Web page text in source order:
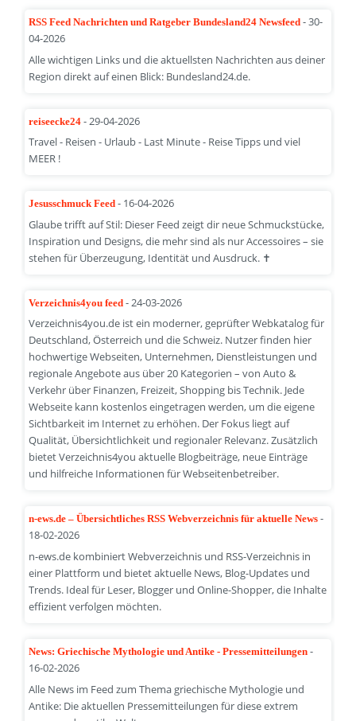
RSS Feed Nachrichten und Ratgeber Bundesland24 Newsfeed - 30-
04-2026
Alle wichtigen Links und die aktuellsten Nachrichten aus deiner
Region direkt auf einen Blick: Bundesland24.de.
reiseecke24 - 29-04-2026
Travel - Reisen - Urlaub - Last Minute - Reise Tipps und viel
MEER !
Jesusschmuck Feed - 16-04-2026
Glaube trifft auf Stil: Dieser Feed zeigt dir neue Schmuckstücke,
Inspiration und Designs, die mehr sind als nur Accessoires – sie
stehen für Überzeugung, Identität und Ausdruck. ✝️
Verzeichnis4you feed - 24-03-2026
Verzeichnis4you.de ist ein moderner, geprüfter Webkatalog für
Deutschland, Österreich und die Schweiz. Nutzer finden hier
hochwertige Webseiten, Unternehmen, Dienstleistungen und
regionale Angebote aus über 20 Kategorien – von Auto &
Verkehr über Finanzen, Freizeit, Shopping bis Technik. Jede
Webseite kann kostenlos eingetragen werden, um die eigene
Sichtbarkeit im Internet zu erhöhen. Der Fokus liegt auf
Qualität, Übersichtlichkeit und regionaler Relevanz. Zusätzlich
bietet Verzeichnis4you aktuelle Blogbeiträge, neue Einträge
und hilfreiche Informationen für Webseitenbetreiber.
n-ews.de – Übersichtliches RSS Webverzeichnis für aktuelle News -
18-02-2026
n-ews.de kombiniert Webverzeichnis und RSS-Verzeichnis in
einer Plattform und bietet aktuelle News, Blog-Updates und
Trends. Ideal für Leser, Blogger und Online-Shopper, die Inhalte
effizient verfolgen möchten.
News: Griechische Mythologie und Antike - Pressemitteilungen -
16-02-2026
Alle News im Feed zum Thema griechische Mythologie und
Antike: Die aktuellen Pressemitteilungen für diese extrem